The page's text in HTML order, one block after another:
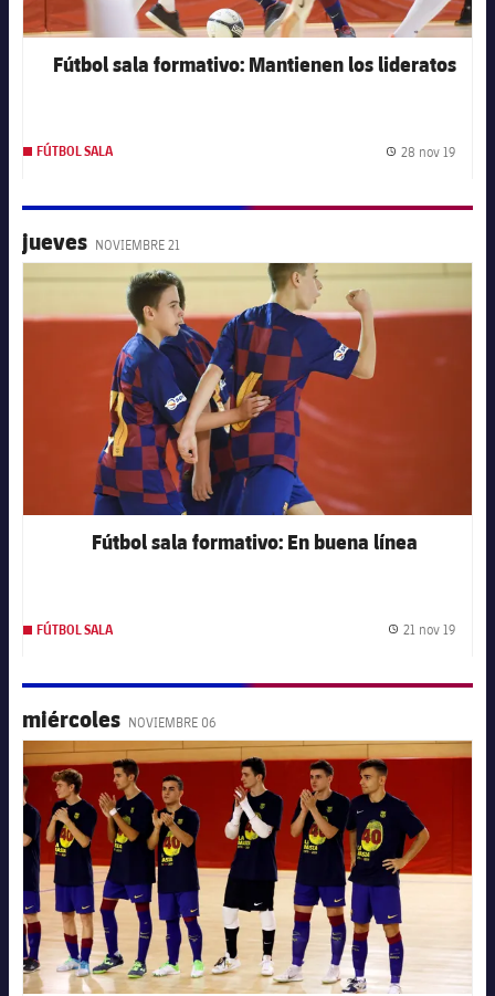
Fútbol sala formativo: Mantienen los lideratos
FÚTBOL SALA 28 nov 19
jueves NOVIEMBRE 21
FC Barcelona club badge
Fútbol sala formativo: En buena línea
FÚTBOL SALA 21 nov 19
miércoles NOVIEMBRE 06
FC Barcelona club badge